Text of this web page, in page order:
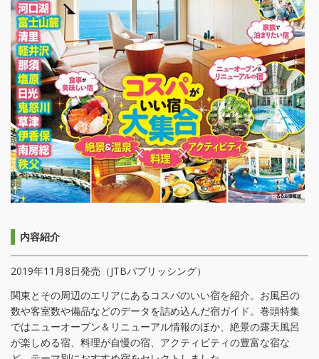
内容紹介
2019年11月8日発売（JTBパブリッシング）
関東とその周辺のエリアにあるコスパのいい宿を紹介。お風呂の
数や客室数や備品などのデータを詰め込んだ宿ガイド。巻頭特集
ではニューオープン＆リニューアル情報のほか、絶景の露天風呂
が楽しめる宿、料理が自慢の宿、アクティビティの豊富な宿な